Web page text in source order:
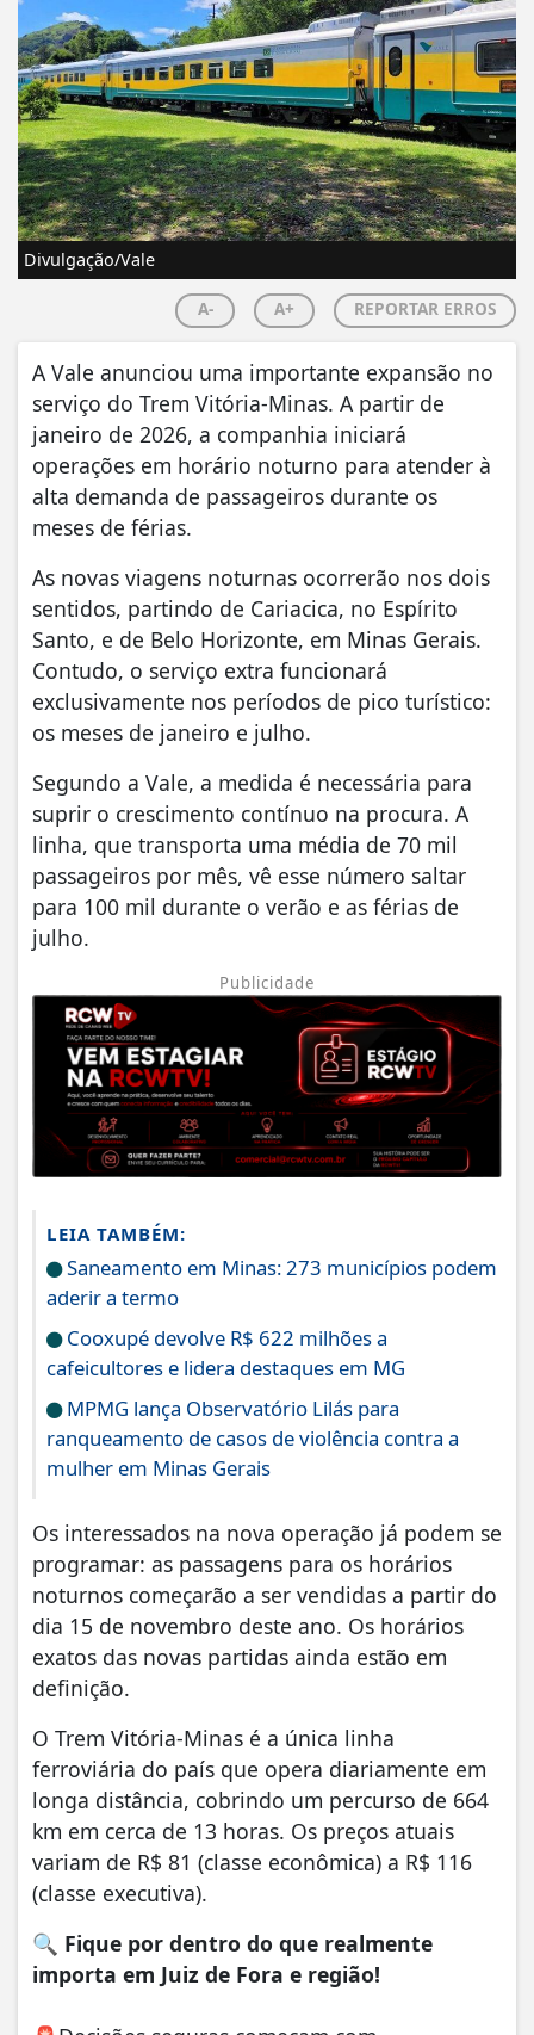
Divulgação/Vale
A- A+ REPORTAR ERROS
A Vale anunciou uma importante expansão no
serviço do Trem Vitória-Minas. A partir de
janeiro de 2026, a companhia iniciará
operações em horário noturno para atender à
alta demanda de passageiros durante os
meses de férias.
As novas viagens noturnas ocorrerão nos dois
sentidos, partindo de Cariacica, no Espírito
Santo, e de Belo Horizonte, em Minas Gerais.
Contudo, o serviço extra funcionará
exclusivamente nos períodos de pico turístico:
os meses de janeiro e julho.
Segundo a Vale, a medida é necessária para
suprir o crescimento contínuo na procura. A
linha, que transporta uma média de 70 mil
passageiros por mês, vê esse número saltar
para 100 mil durante o verão e as férias de
julho.
Publicidade
LEIA TAMBÉM:
Saneamento em Minas: 273 municípios podem
aderir a termo
Cooxupé devolve R$ 622 milhões a
cafeicultores e lidera destaques em MG
MPMG lança Observatório Lilás para
ranqueamento de casos de violência contra a
mulher em Minas Gerais
Os interessados na nova operação já podem se
programar: as passagens para os horários
noturnos começarão a ser vendidas a partir do
dia 15 de novembro deste ano. Os horários
exatos das novas partidas ainda estão em
definição.
O Trem Vitória-Minas é a única linha
ferroviária do país que opera diariamente em
longa distância, cobrindo um percurso de 664
km em cerca de 13 horas. Os preços atuais
variam de R$ 81 (classe econômica) a R$ 116
(classe executiva).
🔍 Fique por dentro do que realmente
importa em Juiz de Fora e região!